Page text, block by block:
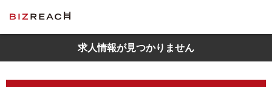
求人情報が見つかりません